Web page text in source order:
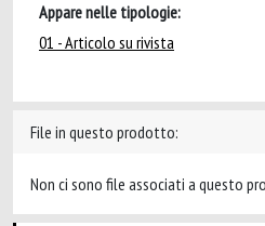
Appare nelle tipologie:
01 - Articolo su rivista
File in questo prodotto:
Non ci sono file associati a questo